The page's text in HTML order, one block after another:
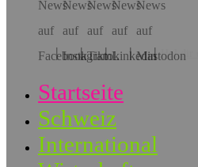
Hol dir
Startseite
Schweiz
International